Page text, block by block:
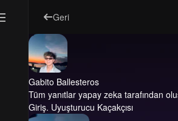
Geri
Gabito Ballesteros
Tüm yanıtlar yapay zeka tarafından
Giriş. Uyuşturucu Kaçakçısı